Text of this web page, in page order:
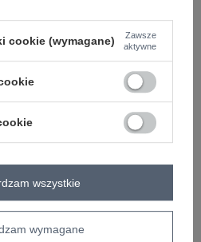
kolory (+2)
I ZOBACZ CENĘ
Zadaj pytanie
40% wiskoza, 10%
30°C
cookie (wymagane)
Zawsze
aktywne
wymagane
wszystkie